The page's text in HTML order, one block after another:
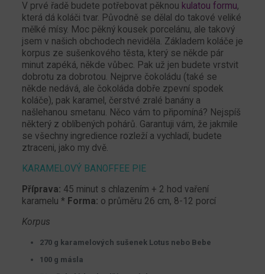
V prvé řadě budete potřebovat pěknou kulatou formu,
která dá koláči tvar. Původně se dělal do takové veliké
mělké mísy. Moc pěkný kousek porcelánu, ale takový
jsem v našich obchodech neviděla. Základem koláče je
korpus ze sušenkového těsta, který se někde pár
minut zapéká, někde vůbec. Pak už jen budete vrstvit
dobrotu za dobrotou. Nejprve čokoládu (také se
někde nedává, ale čokoláda dobře zpevní spodek
koláče), pak karamel, čerstvé zralé banány a
našlehanou smetanu. Něco vám to připomíná? Nejspíš
některý z oblíbených pohárů. Garantuji vám, že jakmile
se všechny ingredience rozleží a vychladí, budete
ztraceni, jako my dvě.
KARAMELOVÝ BANOFFEE PIE
Příprava: 45 minut s chlazením + 2 hod vaření
karamelu * Forma: o průměru 26 cm, 8-12 porcí
Korpus
270 g karamelových sušenek Lotus nebo Bebe
100 g másla